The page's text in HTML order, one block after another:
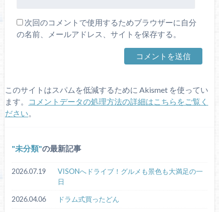
次回のコメントで使用するためブラウザーに自分
の名前、メールアドレス、サイトを保存する。
このサイトはスパムを低減するために Akismet を使ってい
ます。
コメントデータの処理方法の詳細はこちらをご覧く
ださい。
未分類 の最新記事
2026.07.19
VISONへドライブ！グルメも景色も大満足の一
日
2026.04.06 ドラム式買ったどん